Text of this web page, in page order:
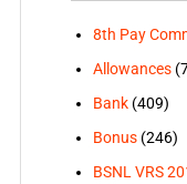
8th Pay
Allowances
Bank(409)
Bonus(246)
BSNL VRS